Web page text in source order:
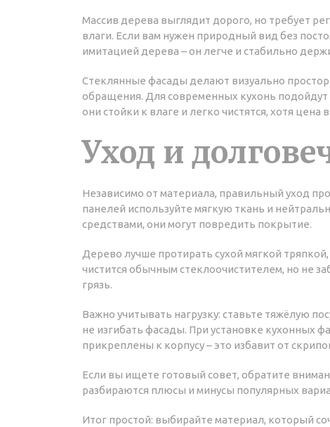
Массив дерева выглядит дорого, но требует
влаги. Если вам нужен природный вид без
имитацией дерева – он легче и стабильно
Стеклянные фасады делают визуально
обращения. Для современных кухонь
они стойки к влаге и легко чистятся, хотя цена
Уход и
Независимо от материала, правильный уход
панелей используйте мягкую ткань и
средствами, они могут повредить покрытие.
Дерево лучше протирать сухой мягкой
чистится обычным стеклоочистителем, но не
грязь.
Важно учитывать нагрузку: ставьте тяжёлую
не изгибать фасады. При установке кухонных
прикреплены к корпусу – это избавит от
Если вы ищете готовый совет, обратите
разбираются плюсы и минусы популярных
Итог простой: выбирайте материал, который